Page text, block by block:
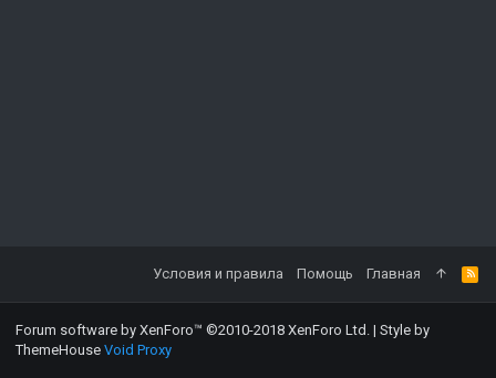
Условия и правила Помощь Главная
Forum software by XenForo™ ©2010-2018 XenForo Ltd. | Style by
ThemeHouse Void Proxy